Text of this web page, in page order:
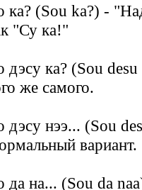
ка? (Sou ka?) -
"Су ка!"
дэсу ка? (Sou
же самого.
дэсу нээ... (Sou
вариант.
да на... (Sou da